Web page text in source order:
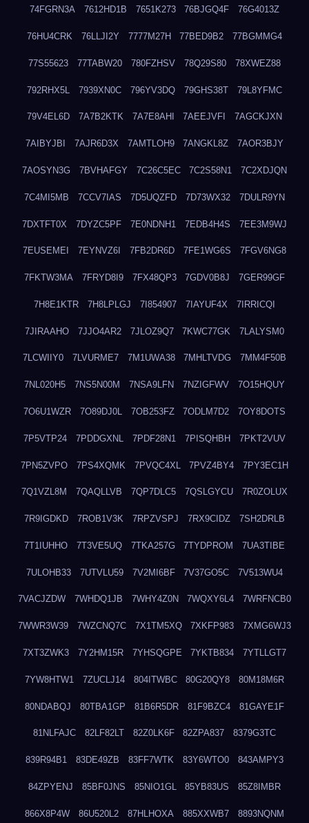
74FGRN3A 7612HD1B 7651K273 76BJGQ4F 76G4013Z
76HU4CRK 76LLJI2Y 7777M27H 77BED9B2 77BGMMG4
77S55623 77TABW20 780FZHSV 78Q29S80 78XWEZ88
792RHX5L 7939XN0C 796YV3DQ 79GHS38T 79L8YFMC
79V4EL6D 7A7B2KTK 7A7E8AHI 7AEEJVFI 7AGCKJXN
7AIBYJBI 7AJR6D3X 7AMTLOH9 7ANGKL8Z 7AOR3BJY
7AOSYN3G 7BVHAFGY 7C26C5EC 7C2S58N1 7C2XDJQN
7C4MI5MB 7CCV7IAS 7D5UQZFD 7D73WX32 7DULR9YN
7DXTFT0X 7DYZC5PF 7E0NDNH1 7EDB4H4S 7EE3M9WJ
7EUSEMEI 7EYNVZ6I 7FB2DR6D 7FE1WG6S 7FGV6NG8
7FKTW3MA 7FRYD8I9 7FX48QP3 7GDV0B8J 7GER99GF
7H8E1KTR 7H8LPLGJ 7I854907 7IAYUF4X 7IRRICQI
7JIRAAHO 7JJO4AR2 7JLOZ9Q7 7KWC77GK 7LALYSM0
7LCWIIY0 7LVURME7 7M1UWA38 7MHLTVDG 7MM4F50B
7NL020H5 7NS5N00M 7NSA9LFN 7NZIGFWV 7O15HQUY
7O6U1WZR 7O89DJ0L 7OB253FZ 7ODLM7D2 7OY8DOTS
7P5VTP24 7PDDGXNL 7PDF28N1 7PISQHBH 7PKT2VUV
7PN5ZVPO 7PS4XQMK 7PVQC4XL 7PVZ4BY4 7PY3EC1H
7Q1VZL8M 7QAQLLVB 7QP7DLC5 7QSLGYCU 7R0ZOLUX
7R9IGDKD 7ROB1V3K 7RPZVSPJ 7RX9CIDZ 7SH2DRLB
7T1IUHHO 7T3VE5UQ 7TKA257G 7TYDPROM 7UA3TIBE
7ULOHB33 7UTVLU59 7V2MI6BF 7V37GO5C 7V513WU4
7VACJZDW 7WHDQ1JB 7WHY4Z0N 7WQXY6L4 7WRFNCB0
7WWR3W39 7WZCNQ7C 7X1TM5XQ 7XKFP983 7XMG6WJ3
7XT3ZWK3 7Y2HM15R 7YHSQGPE 7YKTB834 7YTLLGT7
7YW8HTW1 7ZUCLJ14 804ITWBC 80G20QY8 80M18M6R
80NDABQJ 80TBA1GP 81B6R5DR 81F9BZC4 81GAYE1F
81NLFAJC 82LF82LT 82Z0LK6F 82ZPA837 8379G3TC
839R94B1 83DE49ZB 83FF7WTK 83Y6WTO0 843AMPY3
84ZPYENJ 85BF0JNS 85NIO1GL 85YB83US 85Z8IMBR
866X8P4W 86U520L2 87HLHOXA 885XXWB7 8893NQNM